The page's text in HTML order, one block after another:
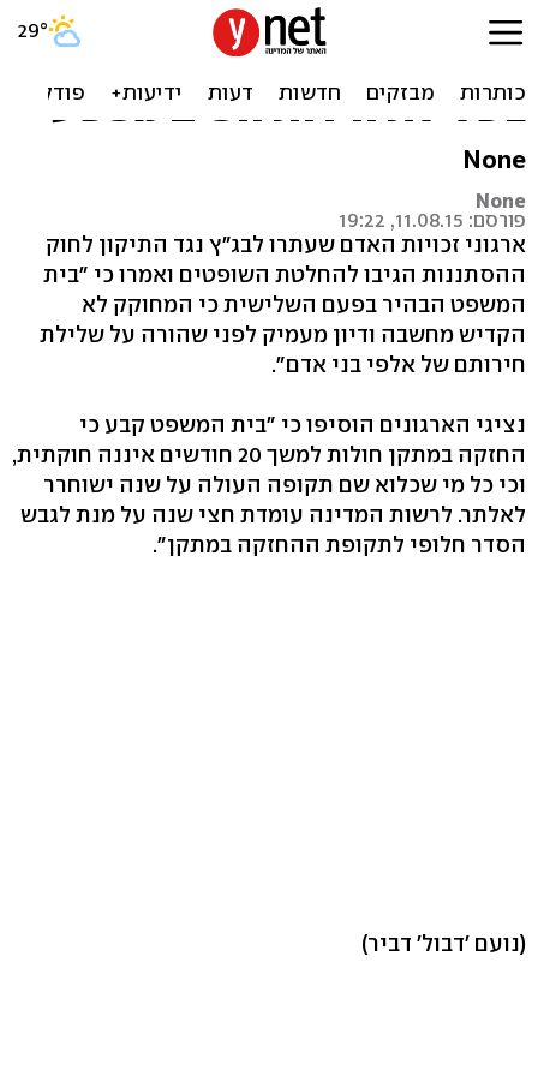
ארגוני זכויות אדם על פסיקת
בג"ץ: לא ניתן להסתפק
בשלילת חירות חפים מפשע
None
None
פורסם: 11.08.15, 19:22
ארגוני זכויות האדם שעתרו לבג"ץ נגד התיקון לחוק
ההסתננות הגיבו להחלטת השופטים ואמרו כי "בית
המשפט הבהיר בפעם השלישית כי המחוקק לא
הקדיש מחשבה ודיון מעמיק לפני שהורה על שלילת
חירותם של אלפי בני אדם".
נציגי הארגונים הוסיפו כי "בית המשפט קבע כי
החזקה במתקן חולות למשך 20 חודשים איננה חוקתית,
וכי כל מי שכלוא שם תקופה העולה על שנה ישוחרר
לאלתר. לרשות המדינה עומדת חצי שנה על מנת לגבש
הסדר חלופי לתקופת ההחזקה במתקן".
(נועם 'דבול' דביר)